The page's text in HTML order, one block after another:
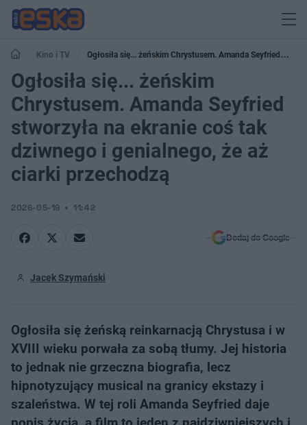
Kino i TV
Ogłosiła się... żeńskim Chrystusem. Amanda Seyfried
stworzyła na ekranie coś tak dziwnego i genialnego, że aż ciarki przechodzą
Ogłosiła się... żeńskim
Chrystusem. Amanda Seyfried
stworzyła na ekranie coś tak
dziwnego i genialnego, że aż
ciarki przechodzą
2026-05-19 11:42
Dodaj do Google
Jacek Szymański
Ogłosiła się żeńską reinkarnacją Chrystusa i w
XVIII wieku porwała za sobą tłumy. Jej historia
to jednak nie grzeczna biografia, lecz
hipnotyzujący musical na granicy ekstazy i
szaleństwa. W tej roli Amanda Seyfried daje